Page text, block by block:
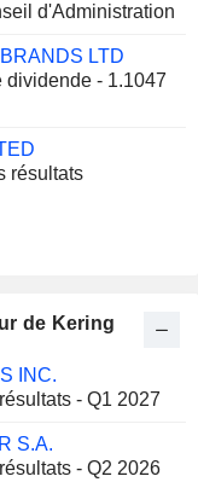
d'Administration
LTD
dividende - 1.1047
résultats
de Kering
INC.
- Q1 2027
S.A.
- Q2 2026